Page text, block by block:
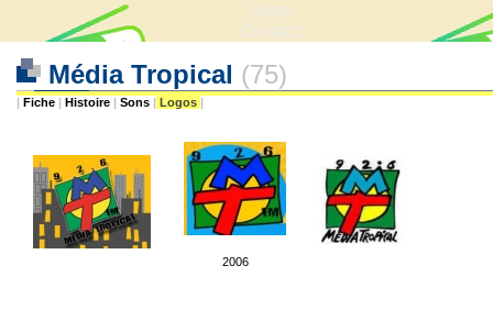
Liens
Contact
Média Tropical (75)
| Fiche | Histoire | Sons | Logos |
2006